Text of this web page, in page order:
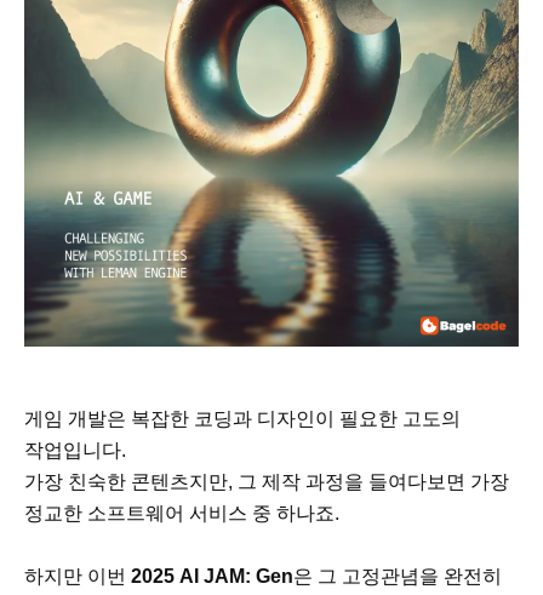
게임 개발은 복잡한 코딩과 디자인이 필요한 고도의
작업입니다.
가장 친숙한 콘텐츠지만, 그 제작 과정을 들여다보면 가장
정교한 소프트웨어 서비스 중 하나죠.
하지만 이번 2025 AI JAM: Gen은 그 고정관념을 완전히